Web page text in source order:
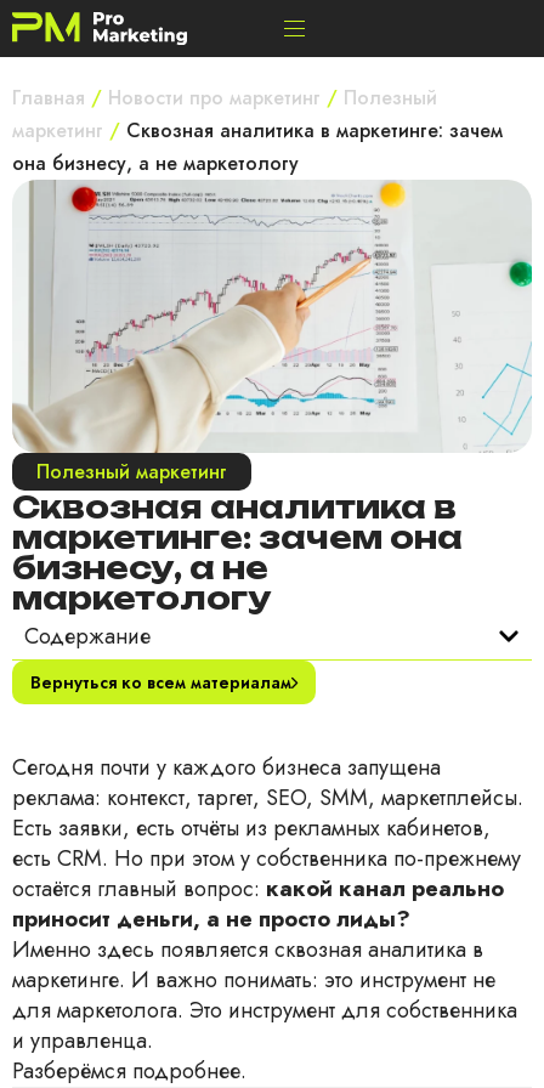
Главная / Новости про маркетинг / Полезный
маркетинг / Сквозная аналитика в маркетинге: зачем
она бизнесу, а не маркетологу
Полезный маркетинг
Сквозная аналитика в
маркетинге: зачем она
бизнесу, а не
маркетологу
Содержание
Вернуться ко всем материалам
Сегодня почти у каждого бизнеса запущена
реклама: контекст, таргет, SEO, SMM, маркетплейсы.
Есть заявки, есть отчёты из рекламных кабинетов,
есть CRM. Но при этом у собственника по-прежнему
остаётся главный вопрос: какой канал реально
приносит деньги, а не просто лиды?
Именно здесь появляется сквозная аналитика в
маркетинге. И важно понимать: это инструмент не
для маркетолога. Это инструмент для собственника
и управленца.
Разберёмся подробнее.